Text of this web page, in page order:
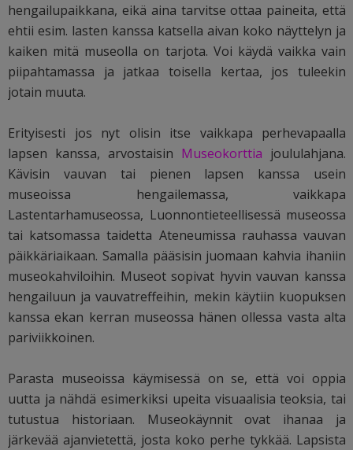
hengailupaikkana, eikä aina tarvitse ottaa paineita, että
ehtii esim. lasten kanssa katsella aivan koko näyttelyn ja
kaiken mitä museolla on tarjota. Voi käydä vaikka vain
piipahtamassa ja jatkaa toisella kertaa, jos tuleekin
jotain muuta.
Erityisesti jos nyt olisin itse vaikkapa perhevapaalla
lapsen kanssa, arvostaisin Museokorttia joululahjana.
Kävisin vauvan tai pienen lapsen kanssa usein
museoissa hengailemassa, vaikkapa
Lastentarhamuseossa, Luonnontieteellisessä museossa
tai katsomassa taidetta Ateneumissa rauhassa vauvan
päikkäriaikaan. Samalla pääsisin juomaan kahvia ihaniin
museokahviloihin. Museot sopivat hyvin vauvan kanssa
hengailuun ja vauvatreffeihin, mekin käytiin kuopuksen
kanssa ekan kerran museossa hänen ollessa vasta alta
pariviikkoinen.
Parasta museoissa käymisessä on se, että voi oppia
uutta ja nähdä esimerkiksi upeita visuaalisia teoksia, tai
tutustua historiaan. Museokäynnit ovat ihanaa ja
järkevää ajanvietettä, josta koko perhe tykkää. Lapsista